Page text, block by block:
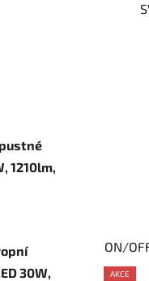
1210lm,
30W,
ON/
AKCE